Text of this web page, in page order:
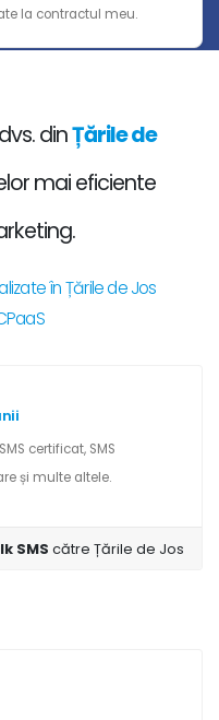
la contractul meu.
dinȚările de
mai eficiente
în Țările de Jos
certificat, SMS
și multe altele.
SMScătre Țările de Jos